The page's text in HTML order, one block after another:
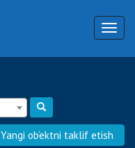
Yangi ob‘ektni taklif etish